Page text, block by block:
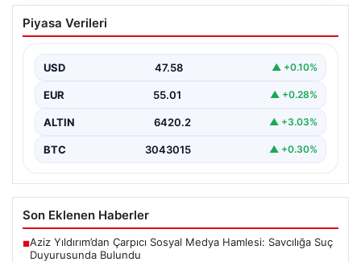
Olmaz denen oldu! Maç sırasında
yıldırım çarptı: O futbolcu hayatını
Piyasa Verileri
USD 47.58 ▲ +0.10%
EUR 55.01 ▲ +0.28%
ALTIN 6420.2 ▲ +3.03%
BTC 3043015 ▲ +0.30%
Son Eklenen Haberler
■Aziz Yıldırım’dan Çarpıcı Sosyal Medya Hamlesi: Savcılığa Suç
Duyurusunda Bulundu